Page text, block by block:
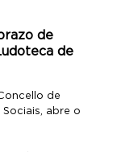
de
de
de
abre o